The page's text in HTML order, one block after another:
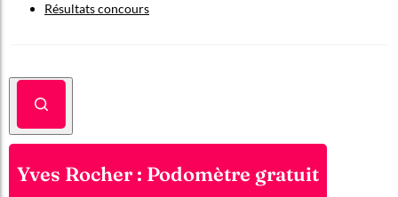
Résultats concours
Yves Rocher : Podomètre gratuit